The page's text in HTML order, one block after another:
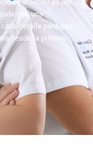
de afecciones del
con una
detalle para que
desde la primera